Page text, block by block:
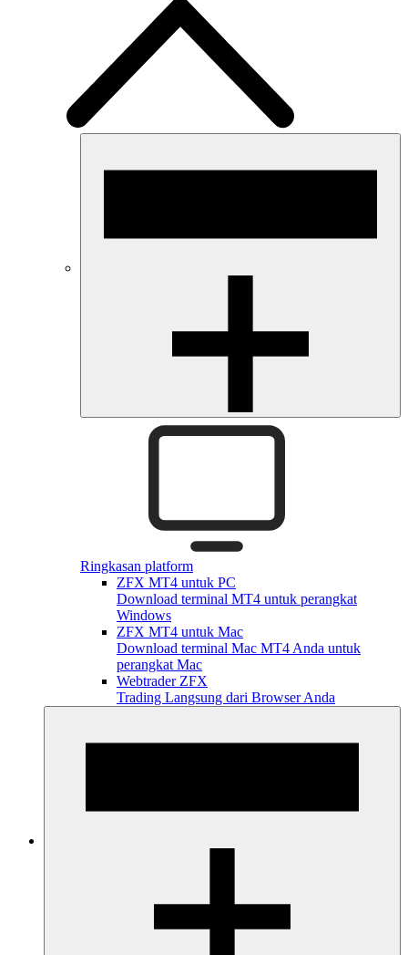
Ringkasan platform
ZFX MT4 untuk PC
Download terminal MT4 untuk perangkat
Windows
ZFX MT4 untuk Mac
Download terminal Mac MT4 Anda untuk
perangkat Mac
Webtrader ZFX
Trading Langsung dari Browser Anda